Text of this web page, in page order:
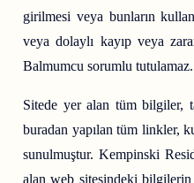
girilmesi veya bunların
veya dolaylı kayıp veya
Balmumcu sorumlu tutulamaz.
Sitede yer alan tüm bilgiler,
buradan yapılan tüm linkler,
sunulmuştur. Kempinski
alan web sitesindeki bilgilerin